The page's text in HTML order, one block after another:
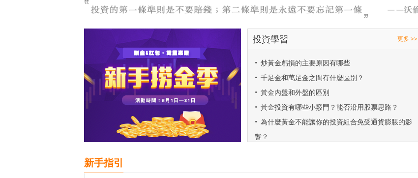
投資學習 更多 >>
• 炒黃金虧損的主要原因有哪些
• 千足金和萬足金之間有什麼區別？
• 黃金內盤和外盤的區別
• 黃金投資有哪些小竅門？能否沿用股票思路？
• 為什麼黃金不能讓你的投資組合免受通貨膨脹的影
響？
新手指引